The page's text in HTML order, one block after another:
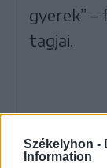
Székelyhon -
Information
gyerek” –
tagjai.
hogy már